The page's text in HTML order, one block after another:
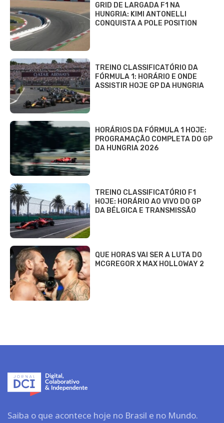
GRID DE LARGADA F1 NA
HUNGRIA: KIMI ANTONELLI
CONQUISTA A POLE POSITION
TREINO CLASSIFICATÓRIO DA
FÓRMULA 1: HORÁRIO E ONDE
ASSISTIR HOJE GP DA HUNGRIA
HORÁRIOS DA FÓRMULA 1 HOJE:
PROGRAMAÇÃO COMPLETA DO GP
DA HUNGRIA 2026
TREINO CLASSIFICATÓRIO F1
HOJE: HORÁRIO AO VIVO DO GP
DA BÉLGICA E TRANSMISSÃO
QUE HORAS VAI SER A LUTA DO
MCGREGOR X MAX HOLLOWAY 2
Saiba o que acontece hoje no Brasil e no Mundo.